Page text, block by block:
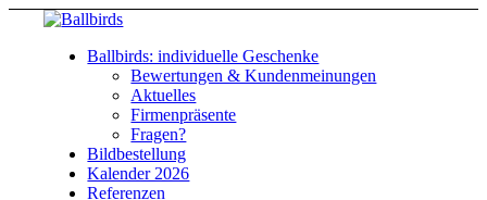
Ballbirds: individuelle Geschenke
Bewertungen & Kundenmeinungen
Aktuelles
Firmenpräsente
Fragen?
Bildbestellung
Kalender 2026
Referenzen